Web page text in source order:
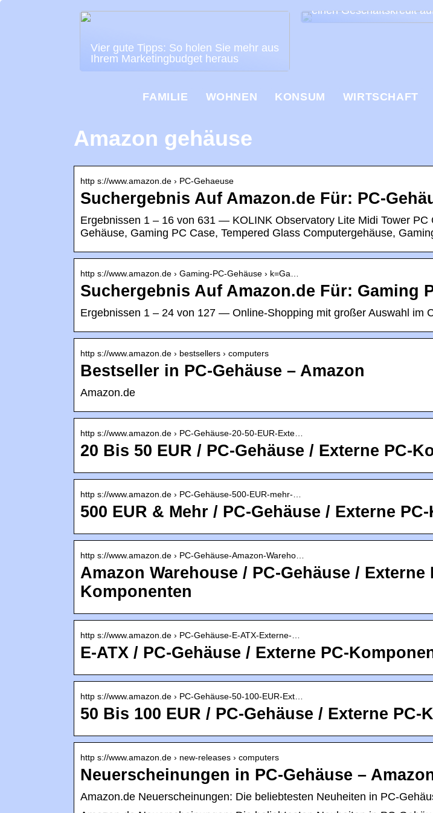
Vier gute Tipps: So holen Sie mehr aus
Ihrem Marketingbudget heraus
einen Geschäftskredit
FAMILIE WOHNEN KONSUM WIRTSCHAFT
Amazon gehäuse
http s://www.amazon.de › PC-Gehaeuse
Suchergebnis Auf Amazon.de Für: PC-
Ergebnissen 1 – 16 von 631 — KOLINK Observatory Lite Midi Tower PC
Gehäuse, Gaming PC Case, Tempered Glass Computergehäuse,
http s://www.amazon.de › Gaming-PC-Gehäuse › k=Ga…
Suchergebnis Auf Amazon.de Für: Gaming
Ergebnissen 1 – 24 von 127 — Online-Shopping mit großer Auswahl im
http s://www.amazon.de › bestsellers › computers
Bestseller in PC-Gehäuse – Amazon
Amazon.de
http s://www.amazon.de › PC-Gehäuse-20-50-EUR-Exte…
20 Bis 50 EUR / PC-Gehäuse / Externe PC-
http s://www.amazon.de › PC-Gehäuse-500-EUR-mehr-…
500 EUR & Mehr / PC-Gehäuse / Externe
http s://www.amazon.de › PC-Gehäuse-Amazon-Wareho…
Amazon Warehouse / PC-Gehäuse / Externe
Komponenten
http s://www.amazon.de › PC-Gehäuse-E-ATX-Externe-…
E-ATX / PC-Gehäuse / Externe PC-
http s://www.amazon.de › PC-Gehäuse-50-100-EUR-Ext…
50 Bis 100 EUR / PC-Gehäuse / Externe PC-
http s://www.amazon.de › new-releases › computers
Neuerscheinungen in PC-Gehäuse –
Amazon.de Neuerscheinungen: Die beliebtesten Neuheiten in PC-